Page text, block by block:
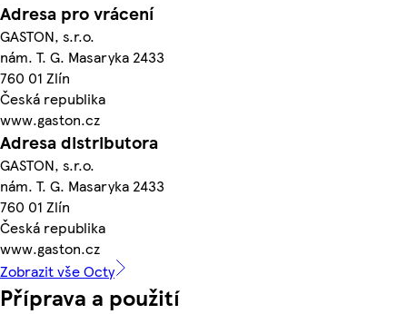
Adresa pro vrácení
GASTON, s.r.o.
nám. T. G. Masaryka 2433
760 01 Zlín
Česká republika
www.gaston.cz
Adresa distributora
GASTON, s.r.o.
nám. T. G. Masaryka 2433
760 01 Zlín
Česká republika
www.gaston.cz
Zobrazit vše Octy
Příprava a použití